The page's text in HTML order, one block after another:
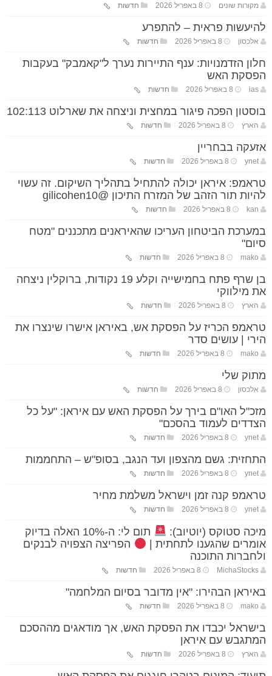
מקורות שונים 8 באפריל 2026 חדשות
להיעשות פראית – להתפרע
אלכסון 8 באפריל 2026 חדשות
חלון הזדמנויות: ענף התיירות נערך ל"קאמבק" בעקבות
הפסקת האש
ias 8 באפריל 2026 חדשות
בוסטון הפכה פיגור במחצית וניצחה את שארלוט 102:113
הארץ 8 באפריל 2026 חדשות
אזעקה בבחריין
ynet 8 באפריל 2026 חדשות
טראמפ: איראן יכולה להתחיל בתהליך השיקום. זה עשוי
להיות תור הזהב של המזרח התיכון @gilicohen10
kan 8 באפריל 2026 חדשות
במערכת הביטחון העריכו שהאיראנים מתכננים "מטח
סיום"
mako 8 באפריל 2026 חדשות
בן שרף פתח בחמישייה וקלע 19 נקודות, ברוקלין ניצחה
את מילווקי
הארץ 8 באפריל 2026 חדשות
טראמפ הכריז על הפסקת אש, באיראן אישרו שינצרו את
הירי | עושים סדר
mako 8 באפריל 2026 חדשות
מתוק שלי
אלכסון 8 באפריל 2026 חדשות
מזכ"ל האו"ם בירך על הפסקת האש עם איראן: "על כל
הצדדים לעמוד בהסכם"
ynet 8 באפריל 2026 חדשות
התחזית: גשם מהצפון ועד הנגב, בסופ"ש – התחממות
ynet 8 באפריל 2026 חדשות
טראמפ קנה זמן וישראל משלמת מחיר
ynet 8 באפריל 2026 חדשות
מיכה סטוקס (יוטיוב):
תום לי: ה-10% האלה בדיוק
אומרים שהגענו לתחתית |
הפריצה הצפויה לבנקים
ולחברות התוכנה
MichaStocks 8 באפריל 2026 חדשות
באיראן הבהירו: "אין מדובר בסיום המלחמה"
mako 8 באפריל 2026 חדשות
בישראל יכבדו את הפסקת האש, אך מודאגים מההסכם
המתגבש עם איראן
הארץ 8 באפריל 2026 חדשות